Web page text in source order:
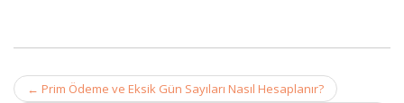
Post
navigation
← Prim Ödeme ve Eksik Gün Sayıları Nasıl Hesaplanır?